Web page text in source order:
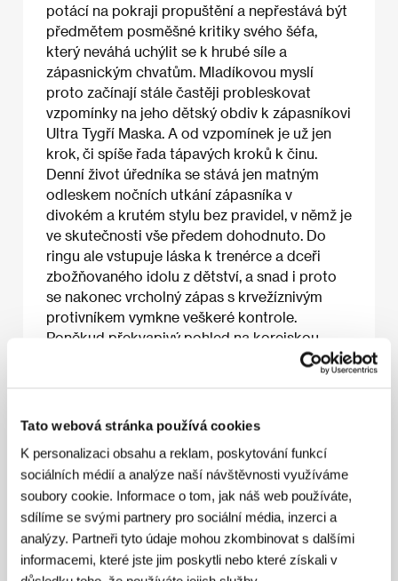
Tato webová stránka používá cookies
K personalizaci obsahu a reklam, poskytování funkcí
sociálních médií a analýze naší návštěvnosti využíváme
soubory cookie. Informace o tom, jak náš web používáte,
sdílíme se svými partnery pro sociální média, inzerci a
analýzy. Partneři tyto údaje mohou zkombinovat s dalšími
informacemi, které jste jim poskytli nebo které získali v
potácí na pokraji propuštění a nepřestává být
předmětem posměšné kritiky svého šéfa,
který neváhá uchýlit se k hrubé síle a
zápasnickým chvatům. Mladíkovou myslí
proto začínají stále častěji probleskovat
vzpomínky na jeho dětský obdiv k zápasníkovi
Ultra Tygří Maska. A od vzpomínek je už jen
krok, či spíše řada tápavých kroků k činu.
Denní život úředníka se stává jen matným
odleskem nočních utkání zápasníka v
divokém a krutém stylu bez pravidel, v němž je
ve skutečnosti vše předem dohodnuto. Do
ringu ale vstupuje láska k trenérce a dceři
zbožňovaného idolu z dětství, a snad i proto
se nakonec vrcholný zápas s krvežíznivým
protivníkem vymkne veškeré kontrole.
Poněkud překvapivý pohled na korejskou
současnost, v němž se nic tak neliší a zároveň
O filmu
112 min / Černobílý, 35 mm
RežieKim Jee Woon/ Scénář Kim Jee Woon /
Kamera Hong Kyung Pyo/ HudbaUh-Uh-Boo/ Střih